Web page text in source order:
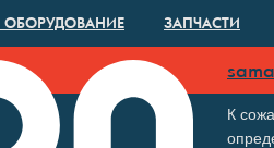
ОБОРУДОВАНИЕ ЗАПЧАСТИ
К